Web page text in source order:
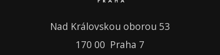
Nad Královskou oborou 53
170 00 Praha 7